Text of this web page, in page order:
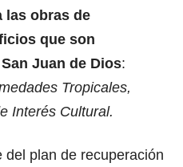
las obras de
que son
Juan de Dios:
Tropicales,
Interés Cultural.
del plan de recuperación